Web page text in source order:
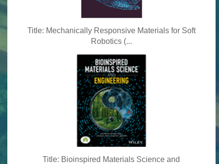
Title: Mechanically Responsive Materials for Soft
Robotics (...
Title: Bioinspired Materials Science and